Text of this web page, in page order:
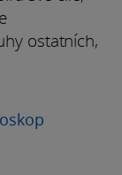
ostatních,